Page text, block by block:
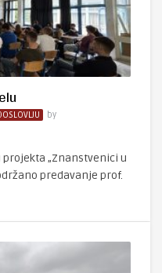
by
projekta „Znanstvenici u
predavanje prof.